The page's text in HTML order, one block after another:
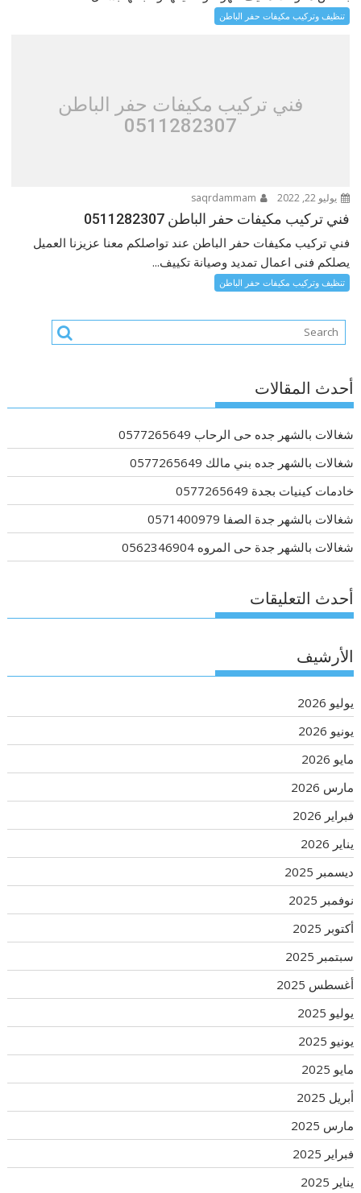
تنظيف وتركيب مكيفات حفر الباطن
فني تركيب مكيفات حفر الباطن
0511282307
يوليو 22, 2022
فني تركيب مكيفات حفر الباطن 0511282307
فني تركيب مكيفات حفر الباطن عند تواصلكم معنا عزيزنا العميل
يصلكم فنى اعمال تمديد وصيانة تكييف...
تنظيف وتركيب مكيفات حفر الباطن
أحدث المقالات
شغالات بالشهر جده حى الرحاب 0577265649
شغالات بالشهر جده بني مالك 0577265649
خادمات كينيات بجدة 0577265649
شغالات بالشهر جدة الصفا 0571400979
شغالات بالشهر جدة حى المروه 0562346904
أحدث التعليقات
الأرشيف
يوليو 2026
يونيو 2026
مايو 2026
مارس 2026
فبراير 2026
يناير 2026
ديسمبر 2025
نوفمبر 2025
أكتوبر 2025
سبتمبر 2025
أغسطس 2025
يوليو 2025
يونيو 2025
مايو 2025
أبريل 2025
مارس 2025
فبراير 2025
يناير 2025